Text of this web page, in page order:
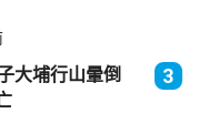
大埔行山暈倒
3